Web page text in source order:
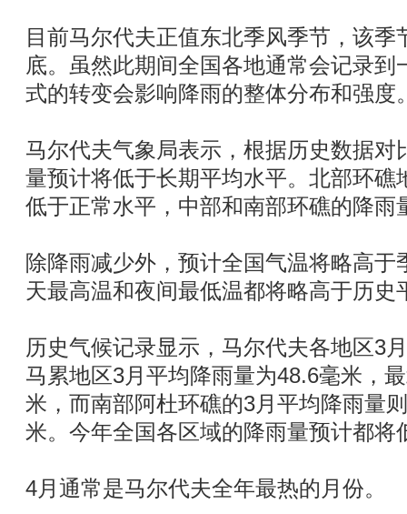
目前马尔代夫正值东北季风季节，该季
底。虽然此期间全国各地通常会记录到
式的转变会影响降雨的整体分布和强度
马尔代夫气象局表示，根据历史数据对
量预计将低于长期平均水平。北部环礁
低于正常水平，中部和南部环礁的降雨
除降雨减少外，预计全国气温将略高于
天最高温和夜间最低温都将略高于历史
历史气候记录显示，马尔代夫各地区3
马累地区3月平均降雨量为48.6毫米，
米，而南部阿杜环礁的3月平均降雨量
米。今年全国各区域的降雨量预计都将
4月通常是马尔代夫全年最热的月份。